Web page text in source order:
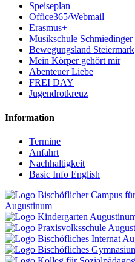
Speiseplan
Office365/Webmail
Erasmus+
Musikschule Schmiedinger
Bewegungsland Steiermark
Mein Körper gehört mir
Abenteuer Liebe
FREI DAY
Jugendrotkreuz
Information
Termine
Anfahrt
Nachhaltigkeit
Basic Info English